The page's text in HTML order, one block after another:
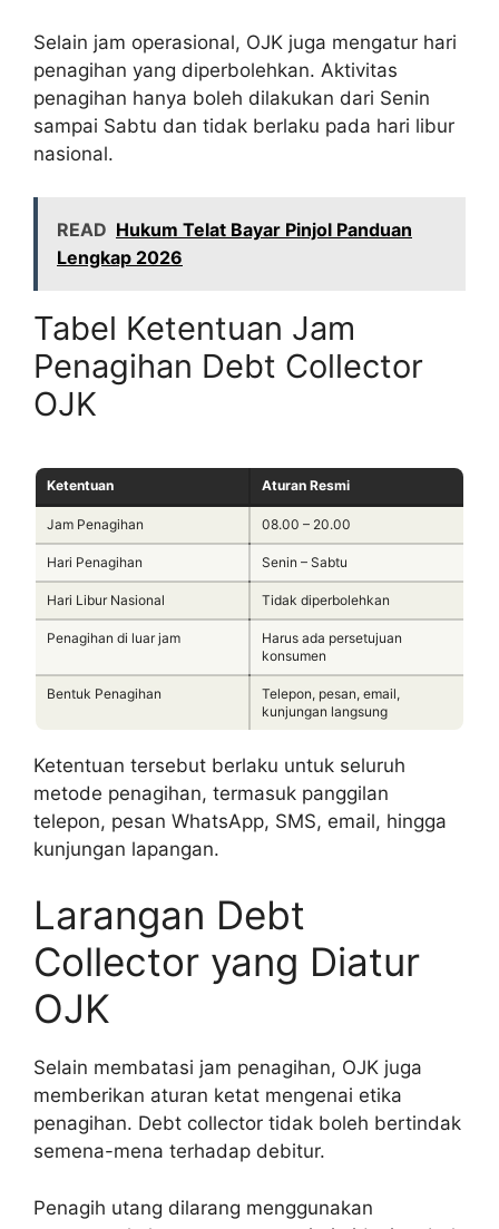
Selain jam operasional, OJK juga mengatur hari
penagihan yang diperbolehkan. Aktivitas
penagihan hanya boleh dilakukan dari Senin
sampai Sabtu dan tidak berlaku pada hari libur
nasional.
READ Hukum Telat Bayar Pinjol Panduan
Lengkap 2026
Tabel Ketentuan Jam
Penagihan Debt Collector
OJK
Ketentuan Aturan Resmi
Jam Penagihan 08.00 – 20.00
Hari Penagihan Senin – Sabtu
Hari Libur Nasional Tidak diperbolehkan
Penagihan di luar jam
Harus ada persetujuan
konsumen
Bentuk Penagihan
Telepon, pesan, email,
kunjungan langsung
Ketentuan tersebut berlaku untuk seluruh
metode penagihan, termasuk panggilan
telepon, pesan WhatsApp, SMS, email, hingga
kunjungan lapangan.
Larangan Debt
Collector yang Diatur
OJK
Selain membatasi jam penagihan, OJK juga
memberikan aturan ketat mengenai etika
penagihan. Debt collector tidak boleh bertindak
semena-mena terhadap debitur.
Penagih utang dilarang menggunakan